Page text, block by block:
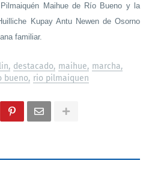
Maihue de Río Bueno y la
Kupay Antu Newen de Osorno
familiar.
destacado maihue marcha
bueno rio pilmaiquen